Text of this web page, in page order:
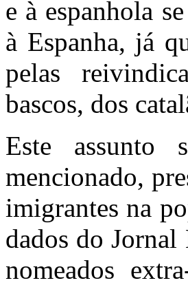
e à espanhola
à Espanha, já
pelas
bascos, dos
Este assunto
mencionado,
imigrantes na
dados do
nomeados